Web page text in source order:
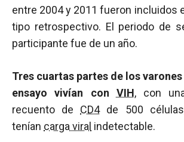
entre 2004 y 2011 fueron incluidos
tipo retrospectivo. El periodo de
participante fue de un año.
Tres cuartas partes de los
ensayo vivían con VIH, con
recuento de CD4de 500
tenían carga viral indetectable.